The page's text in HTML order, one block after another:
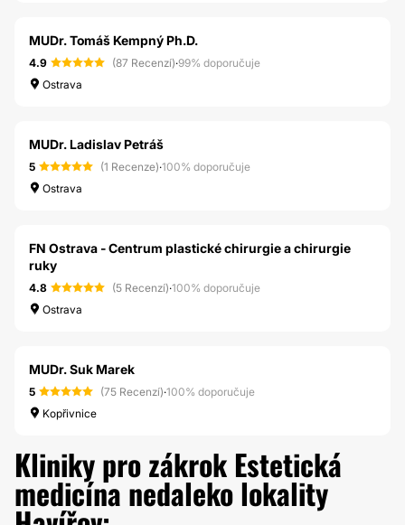
MUDr. Tomáš Kempný Ph.D.
4.9 (87 Recenzí)·99% doporučuje
Ostrava
MUDr. Ladislav Petráš
5 (1 Recenze)·100% doporučuje
Ostrava
FN Ostrava - Centrum plastické chirurgie a chirurgie
ruky
4.8 (5 Recenzí)·100% doporučuje
Ostrava
MUDr. Suk Marek
5 (75 Recenzí)·100% doporučuje
Kopřivnice
Kliniky pro zákrok Estetická
medicína nedaleko lokality